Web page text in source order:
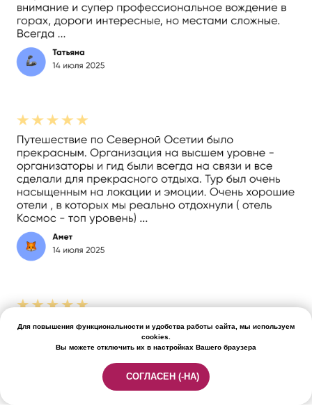
Для повышения функциональности и удобства работы сайта, мы используем
cookies.
Вы можете отключить их в настройках Вашего браузера
СОГЛАСЕН (-НА)